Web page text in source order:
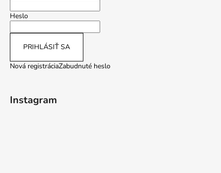
Heslo
PRIHLÁSIŤ SA
Nová registráciaZabudnuté heslo
Instagram